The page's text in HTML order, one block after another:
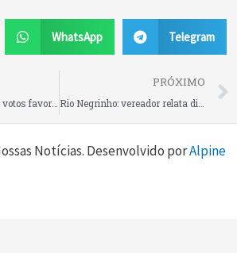
WhatsApp Telegram
Rio Negrinho: com 6 votos favoráveis e 2 abstenções, vereadores aprovam Reforma da Previdência dos Servidores Públicos Municipais
PRÓXIMO
Rio Negrinho: vereador relata dificuldades de moradores em fazer doações à Grupra através da conta de água e pede informações sobre o sistema de destinações voluntárias
Notícias. Desenvolvido porAlpine